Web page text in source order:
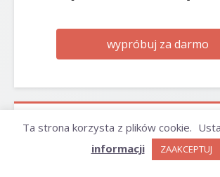
wypróbuj za darmo
ARCHIWUM
Ta strona korzysta z plików cookie.
informacji
ZAAKCEPTUJ